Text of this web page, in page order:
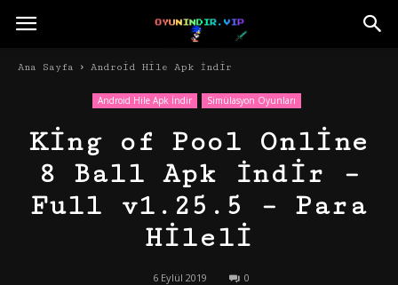
Ana Sayfa Android Hile Apk İndir
Android Hile Apk İndir Simülasyon Oyunları
King of Pool Online
8 Ball Apk İndir –
Full v1.25.5 – Para
Hileli
6 Eylül 2019 0